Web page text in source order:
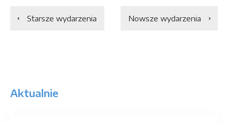
Starsze wydarzenia Nowsze wydarzenia
Aktualnie